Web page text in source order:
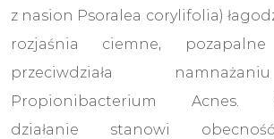
z nasion Psoralea corylifolia)
rozjaśnia ciemne,
przeciwdziała
Propionibacterium Acnes.
działanie stanowi